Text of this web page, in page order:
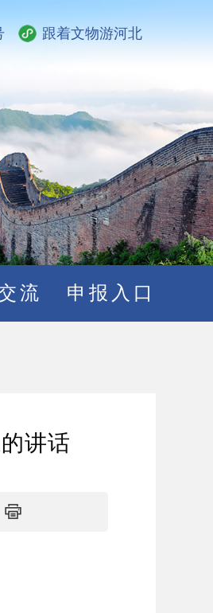
跟着文物游河北
流 申报入口
讲话